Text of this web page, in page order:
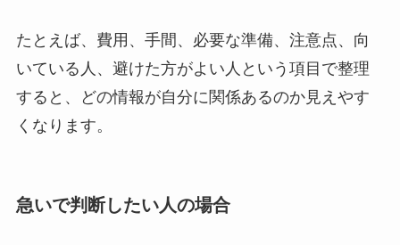
たとえば、費用、手間、必要な準備、注意点、向
いている人、避けた方がよい人という項目で整理
すると、どの情報が自分に関係あるのか見えやす
くなります。
急いで判断したい人の場合